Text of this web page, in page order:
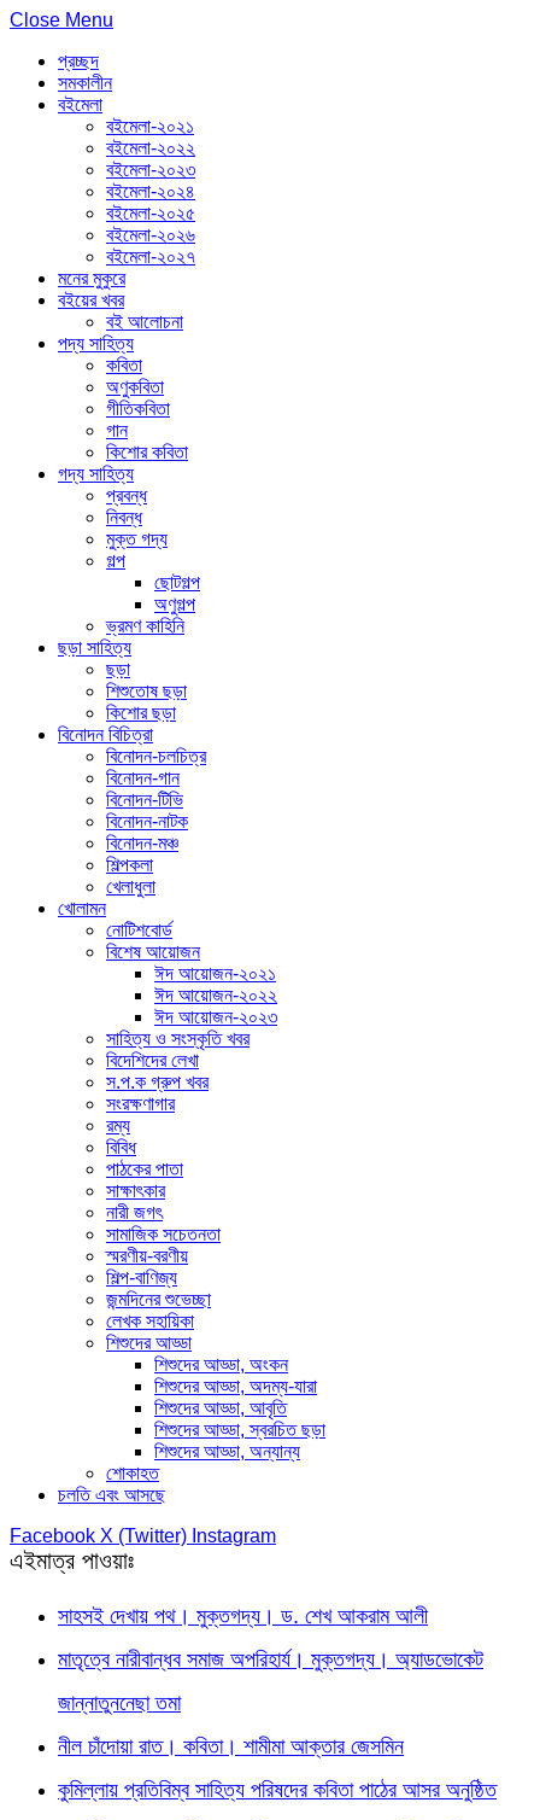
Close Menu
প্রচ্ছদ
সমকালীন
বইমেলা
বইমেলা-২০২১
বইমেলা-২০২২
বইমেলা-২০২৩
বইমেলা-২০২৪
বইমেলা-২০২৫
বইমেলা-২০২৬
বইমেলা-২০২৭
মনের মুকুরে
বইয়ের খবর
বই আলোচনা
পদ্য সাহিত্য
কবিতা
অণুকবিতা
গীতিকবিতা
গান
কিশোর কবিতা
গদ্য সাহিত্য
প্রবন্ধ
নিবন্ধ
মুক্ত গদ্য
গল্প
ছোটগল্প
অণুগল্প
ভ্রমণ কাহিনি
ছড়া সাহিত্য
ছড়া
শিশুতোষ ছড়া
কিশোর ছড়া
বিনোদন বিচিত্রা
বিনোদন-চলচিত্র
বিনোদন-গান
বিনোদন-টিভি
বিনোদন-নাটক
বিনোদন-মঞ্চ
শিল্পকলা
খেলাধুলা
খোলামন
নোটিশবোর্ড
বিশেষ আয়োজন
ঈদ আয়োজন-২০২১
ঈদ আয়োজন-২০২২
ঈদ আয়োজন-২০২৩
সাহিত্য ও সংস্কৃতি খবর
বিদেশিদের লেখা
স.প.ক গ্রুপ খবর
সংরক্ষণাগার
রম্য
বিবিধ
পাঠকের পাতা
সাক্ষাৎকার
নারী জগৎ
সামাজিক সচেতনতা
স্মরণীয়-বরণীয়
শিল্প-বাণিজ্য
জন্মদিনের শুভেচ্ছা
লেখক সহায়িকা
শিশুদের আড্ডা
শিশুদের আড্ডা, অংকন
শিশুদের আড্ডা, অদম্য-যারা
শিশুদের আড্ডা, আবৃতি
শিশুদের আড্ডা, স্বরচিত ছড়া
শিশুদের আড্ডা, অন্যান্য
শোকাহত
চলতি এবং আসছে
Facebook X (Twitter) Instagram
এইমাত্র পাওয়াঃ
সাহসই দেখায় পথ। মুক্তগদ্য। ড. শেখ আকরাম আলী
মাতৃত্বে নারীবান্ধব সমাজ অপরিহার্য। মুক্তগদ্য। অ্যাডভোকেট
জান্নাতুননেছা তমা
নীল চাঁদোয়া রাত। কবিতা। শামীমা আক্তার জেসমিন
কুমিল্লায় প্রতিবিম্ব সাহিত্য পরিষদের কবিতা পাঠের আসর অনুষ্ঠিত